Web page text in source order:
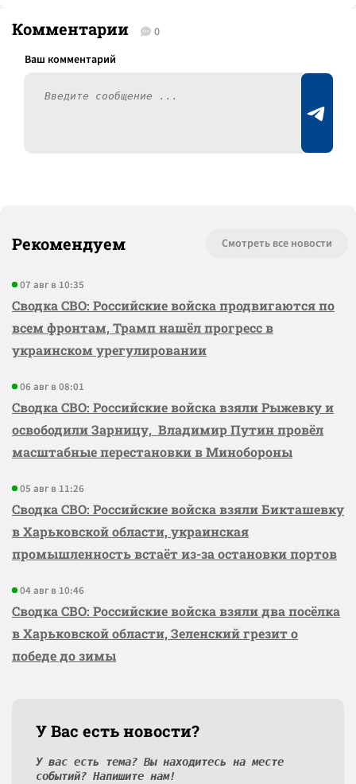
Комментарии 0
Рекомендуем Смотреть все новости
07 авг в 10:35
Сводка СВО: Российские войска продвигаются по
всем фронтам, Трамп нашёл прогресс в
украинском урегулировании
06 авг в 08:01
Сводка СВО: Российские войска взяли Рыжевку и
освободили Зарницу, Владимир Путин провёл
масштабные перестановки в Минобороны
05 авг в 11:26
Сводка СВО: Российские войска взяли Бикташевку
в Харьковской области, украинская
промышленность встаёт из-за остановки портов
04 авг в 10:46
Сводка СВО: Российские войска взяли два посёлка
в Харьковской области, Зеленский грезит о
победе до зимы
У Вас есть новости?
У вас есть тема? Вы находитесь на месте
событий? Напишите нам!